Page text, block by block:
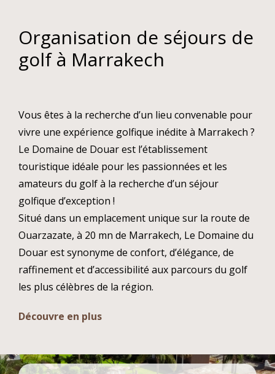
Organisation de séjours de
golf à Marrakech
Vous êtes à la recherche d’un lieu convenable pour
vivre une expérience golfique inédite à Marrakech ?
Le Domaine de Douar est l’établissement
touristique idéale pour les passionnées et les
amateurs du golf à la recherche d’un séjour
golfique d’exception !
Situé dans un emplacement unique sur la route de
Ouarzazate, à 20 mn de Marrakech, Le Domaine du
Douar est synonyme de confort, d’élégance, de
raffinement et d’accessibilité aux parcours du golf
les plus célèbres de la région.
Découvre en plus